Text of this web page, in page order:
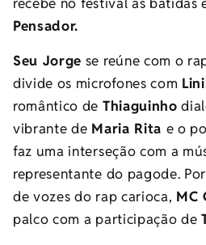
Pensador.
Seu Jorge se reúne com o
divide os microfones com
romântico de Thiaguinho
vibrante de Maria Rita e o
faz uma interseção com a
representante do pagode.
de vozes do rap carioca, MC
palco com a participação de